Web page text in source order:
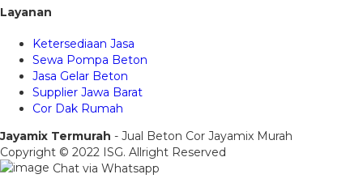
Layanan
Ketersediaan Jasa
Sewa Pompa Beton
Jasa Gelar Beton
Supplier Jawa Barat
Cor Dak Rumah
Jayamix Termurah - Jual Beton Cor Jayamix Murah
Copyright © 2022 ISG. Allright Reserved
Chat via Whatsapp